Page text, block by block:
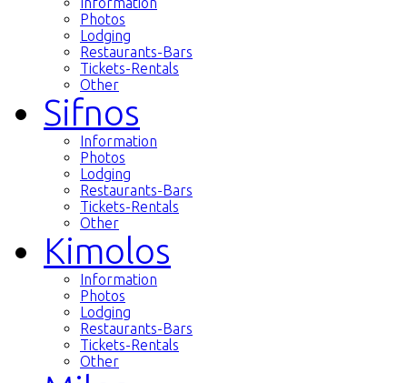
Photos
Lodging
Restaurants-Bars
Tickets-Rentals
Other
Sifnos
Information
Photos
Lodging
Restaurants-Bars
Tickets-Rentals
Other
Kimolos
Information
Photos
Lodging
Restaurants-Bars
Tickets-Rentals
Other